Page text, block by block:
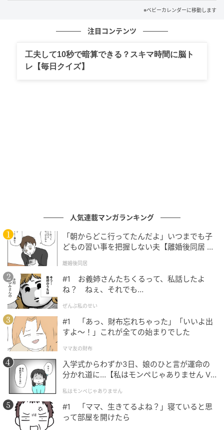
夫を思う気持ちは今も変わりません。けれど、年齢を
重ねた今、若いころのように夫を待ってばかりではい
きる」ことを少し意識するようになってから、夫との
関係も穏やかなまま、私自身の心に余裕が生まれ、毎
ベビーカレンダー
私は朝5時に起きて、夫と私の2人分の朝食とお弁当を
作ります。6時半に夫を送り出したらキッチンの後片付
けをして、8時に家を出ます。17時半に仕事が終わり帰
宅すると、すぐに夕飯の支度に取りかかります。洗濯
は水・土曜日に、掃除は週末に済ませていました。私
は大変な仕事をしていたわけではありませんが、
※ベビーカレンダーに移動します
注目コンテンツ
工夫して10秒で暗算できる？スキマ時間に脳ト
レ【毎日クイズ】
人気連載マンガランキング
「朝からどこ行ってたんだよ」いつまでも子
どもの習い事を把握しない夫【離婚後同居 Vo
離婚後同居
#1 お義姉さんたちくるって、私話したよ
ね？ ねぇ、それでも…
ぜんぶ私のせい
#1 「あっ、財布忘れちゃった」「いいよ出
すよ〜！」これが全ての始まりでした
ママ友の財布
入学式からわずか3日、娘のひと言が運命の
分かれ道に…【私はモンペじゃありません Vo
私はモンペじゃありません
#1 「ママ、生きてるよね？」寝ていると思
って部屋を開けたら